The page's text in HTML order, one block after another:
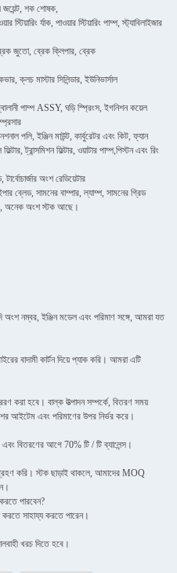
জয়েন্ট, শক শোষক,
স্টিয়ারিং র্যাক, পাওয়ার স্টিয়ারিং পাম্প, স্ট্যাবিলাইজার
জুতো, ব্রেক ক্লিপার, ব্রেক
ক্লচ মাস্টার সিলিন্ডার, ইউনিভার্সাল
পাম্প ASSY, ঘড়ি স্প্রিংস, ইগনিশন কয়েল
পলি, ইঞ্জিন মাউন্ট, কার্বুরেটর এবং কিট, ফ্যান
ট্রান্সমিশন ফিল্টার, ওয়াটার পাম্প,পিস্টন এবং রিং
অংশ রেডিয়েটার
ব্লেড, সামনের বাম্পার, ল্যাম্প, সামনের গ্রিড
অনেক অংশ স্টক আছে।
নম্বর, ইঞ্জিন মডেল এবং পরিমাণ সঙ্গে, আমরা যত
বাদামী কার্টন দিয়ে প্যাক করি। আমরা এটি
করা হবে। বাল্ক উত্পাদন সম্পর্কে, বিতরণ সময়
আইটেম এবং পরিমাণের উপর নির্ভর করে।
বিতরণের আগে 70% টি / টি ব্যালেন্স।
করি। স্টক ছাড়াই থাকলে, আমাদের MOQ
পারবেন?
সাহায্য করতে পারেন।
খরচ দিতে হবে।